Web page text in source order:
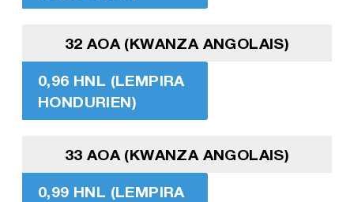
32 AOA (KWANZA ANGOLAIS)
0,96 HNL (LEMPIRA
HONDURIEN)
33 AOA (KWANZA ANGOLAIS)
0,99 HNL (LEMPIRA